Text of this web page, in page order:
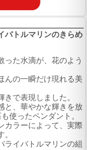
バトルマリンのきらめ
った水滴が、花のよう
んの一瞬だけ現れる美
で表現しました。
と、華やかな輝きを放
使ったペンダント。
カラーによって、実際
ライバトルマリンの組